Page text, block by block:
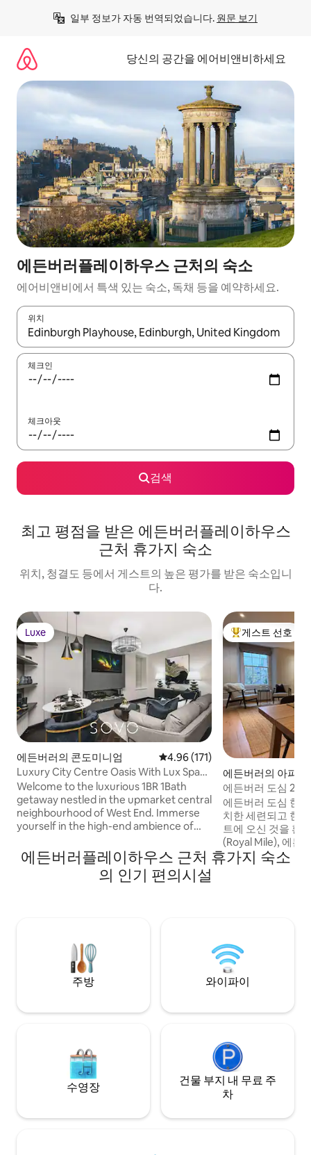
일부 정보가 자동 번역되었습니다. 원문 보기
당신의 공간을 에어비앤비하세요
에든버러플레이하우스 근처의 숙소
에어비앤비에서 특색 있는 숙소, 독채 등을 예약하세요.
위치
결과가 나오면 위·아래 화살표 키를 사용하거나 터치 또는 스와이
체크인
체크아웃
검색
최고 평점을 받은 에든버러플레이하우스
근처 휴가지 숙소
위치, 청결도 등에서 게스트의 높은 평가를 받은 숙소입니
다.
Luxe
Luxe
에든버러의 콘도미니엄 평점 4.96점(5점 만점), 후기 171
4.96 (171)
Luxury City Centre Oasis With Lux Spa
Bath
Welcome to the luxurious 1BR 1Bath
getaway nestled in the upmarket central
neighbourhood of West End. Immerse
yourself in the high-end ambience of
opulent settings while being just a few
mins away from famous historic
landmarks, Edinburgh Castle, Royal Mile,
Smart TVs ✔ High-Speed Wi-Fi
상위 게스트 선호
게스트 선호
에든버러의 아파트
에든버러 도심 2베
에든버러 도심 한
치한 세련되고 현
트에 오신 것을 환영합니
(Royal Mile), 에든
Castle), 멋진 프린
(Princes Street
모든 편의시설을
에든버러플레이하우스 근처 휴가지 숙소
의 인기 편의시설
주방 와이파이
수영장
건물 부지 내 무료 주
차